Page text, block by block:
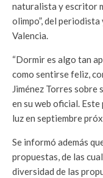
naturalista y escritor
olimpo”, del
Valencia.
“Dormir es algo tan
como sentirse feliz,
Jiménez Torres sobre
en su web oficial.
luz en septiembre
Se informó además
propuestas, de las
diversidad de las